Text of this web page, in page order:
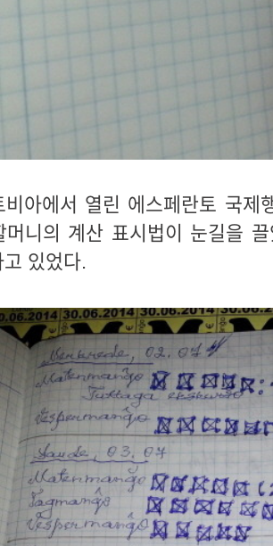
비아에서 열린 에스페란토 국제
머니의 계산 표시법이 눈길을
있었다.